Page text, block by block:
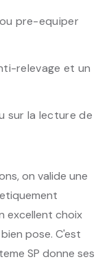
pre-equiper
relevage et un
sur la lecture de
on valide une
excellent choix
pose. C'est
SP donne ses